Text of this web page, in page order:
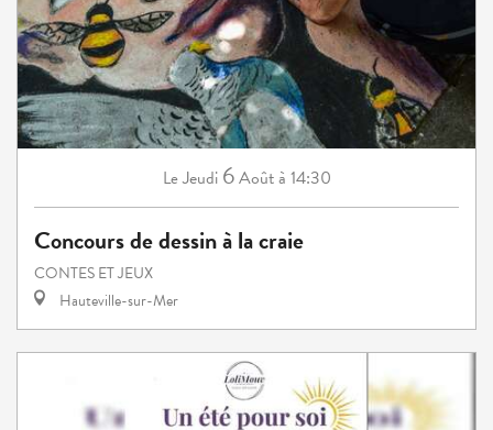
LeJeudi 6Aoûtà 14:30
Concours de dessin à la craie
CONTES ET JEUX
Hauteville-sur-Mer